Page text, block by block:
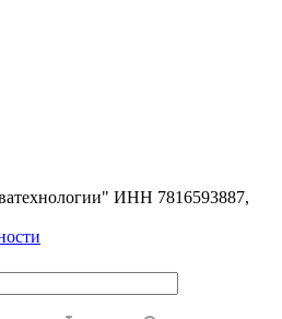
ИНН 7816593887,